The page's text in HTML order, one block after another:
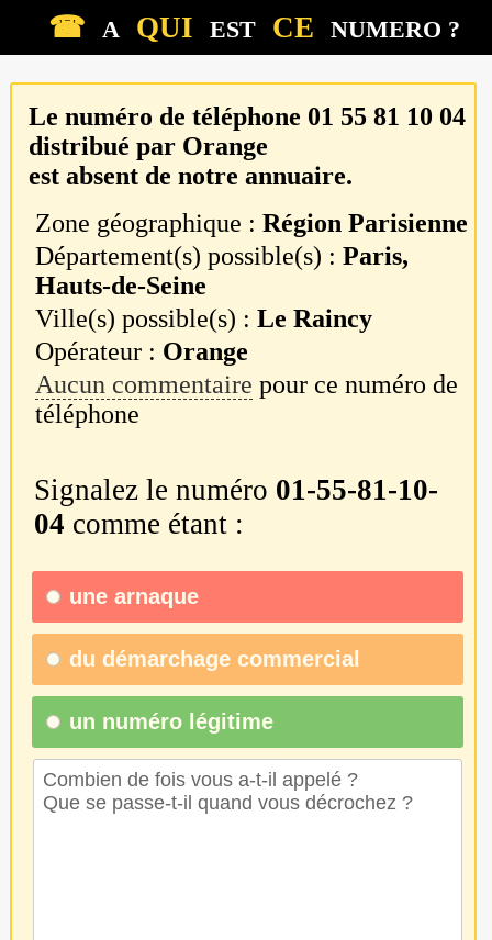
☎ A QUI EST CE NUMERO ?
Le numéro de téléphone 01 55 81 10 04
distribué par Orange
est absent de notre annuaire.
Zone géographique :Région Parisienne
Département(s) possible(s) :Paris,
Hauts-de-Seine
Ville(s) possible(s) :Le Raincy
Opérateur : Orange
Aucun commentaire pour ce numéro de
téléphone
Signalez le numéro 01-55-81-10-
04 comme étant :
une arnaque
du démarchage commercial
un numéro légitime